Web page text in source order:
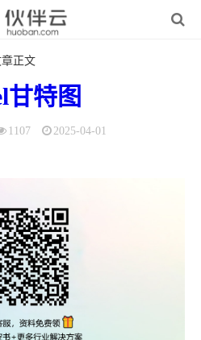
正文
甘特图
1107 2025-04-01